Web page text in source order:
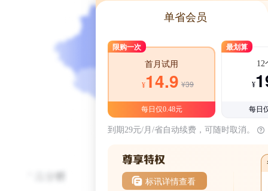
单省会员
限购一次
首月试用
¥14.9 ¥39
每日仅0.48元
最划算
12
¥
每日
到期29元/月/省自动续费，可随时取消。
标讯详情查看